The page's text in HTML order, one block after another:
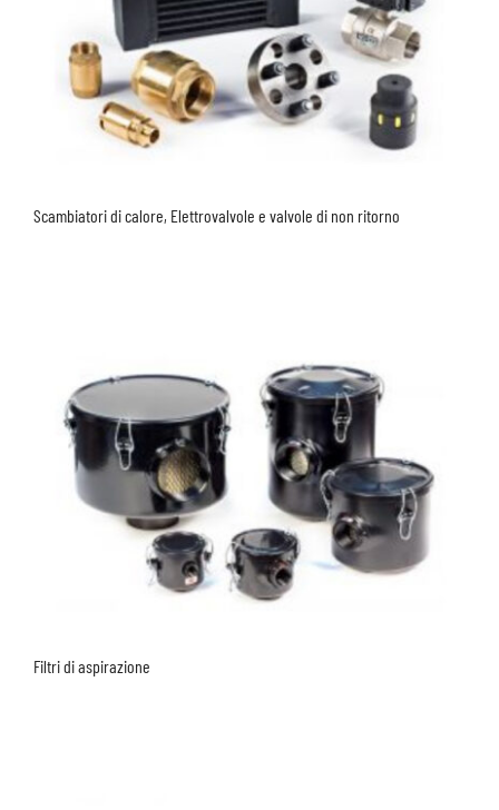
Scambiatori di calore, Elettrovalvole e valvole di non ritorno
Filtri di aspirazione